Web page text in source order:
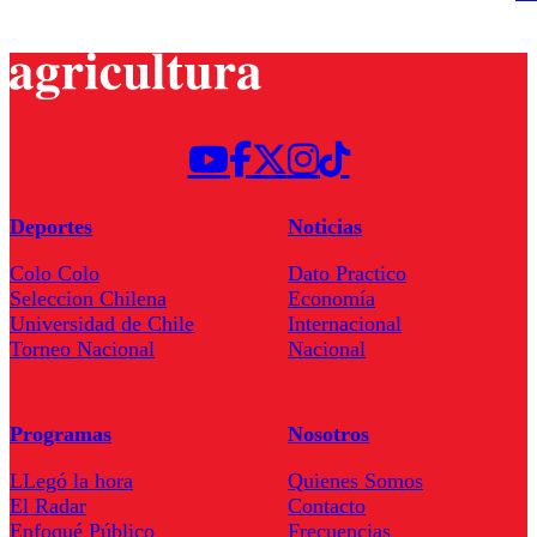
Deportes
Colo Colo
Seleccion Chilena
Universidad de Chile
Torneo Nacional
Noticias
Dato Practico
Economía
Internacional
Nacional
Programas
LLegó la hora
El Radar
Enfoqué Público
Nosotros
Quienes Somos
Contacto
Frecuencias